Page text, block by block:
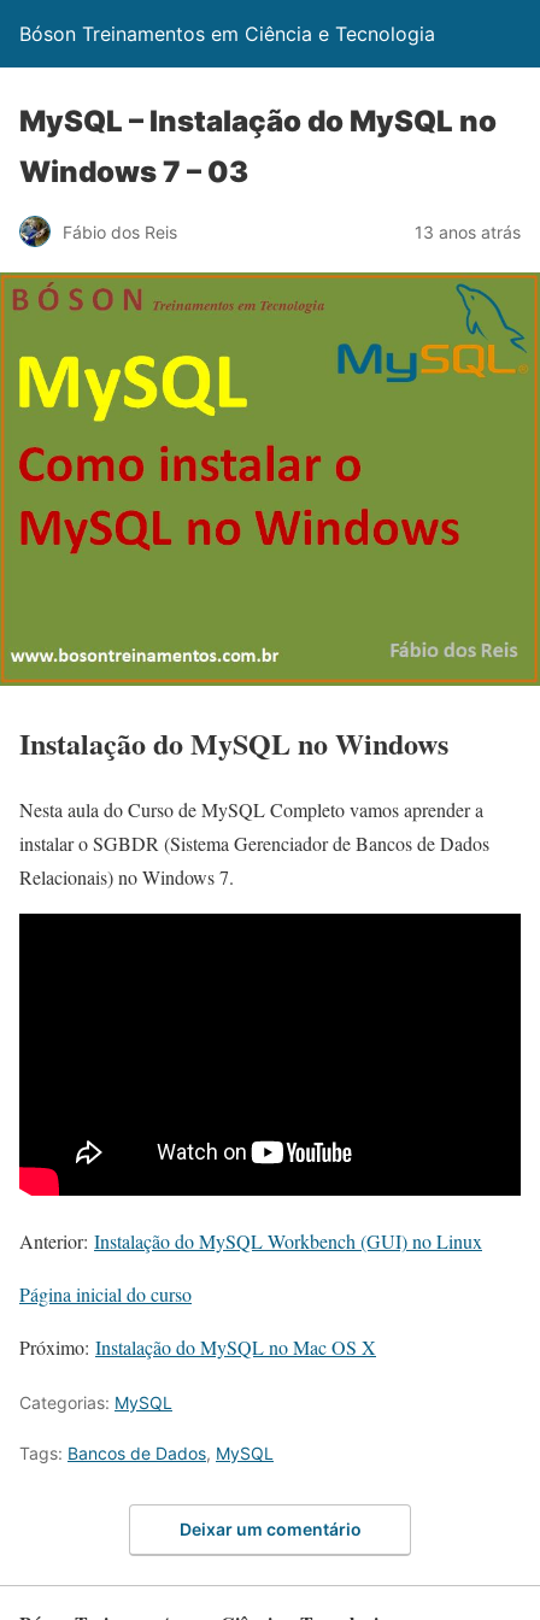
Bóson Treinamentos em Ciência e Tecnologia
MySQL – Instalação do MySQL no
Windows 7 – 03
Fábio dos Reis 13 anos atrás
Instalação do MySQL no Windows
Nesta aula do Curso de MySQL Completo vamos aprender a
instalar o SGBDR (Sistema Gerenciador de Bancos de Dados
Relacionais) no Windows 7.
Anterior: Instalação do MySQL Workbench (GUI) no Linux
Página inicial do curso
Próximo: Instalação do MySQL no Mac OS X
Categorias: MySQL
Tags: Bancos de Dados, MySQL
Deixar um comentário